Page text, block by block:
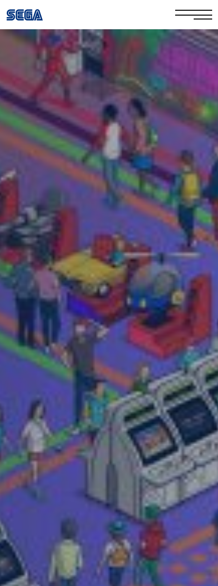
Informativa sulla privacy
Politica sui cookie
Sicurezza online
I tuoi diritti
Corporate Governance
Domande frequenti e contatti